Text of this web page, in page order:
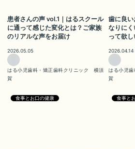
患者さんの声 vol.1｜はるスクール
に通って感じた変化とは？ご家族
のリアルな声をお届け
2026.05.05
はる小児歯科・矯正歯科クリニック 横須
賀
歯に良
なりに
って欲し
2026.04.14
はる小児
賀
食事とお口の健康 食事と